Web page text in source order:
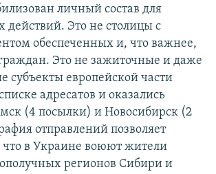
личный состав для
действий. Это не столицы с
обеспеченных и, что важнее,
Это не зажиточные и даже
субъекты европейской части
адресатов и оказались
(4 посылки) и Новосибирск (2
отправлений позволяет
что в Украине воюют жители
регионов Сибири и